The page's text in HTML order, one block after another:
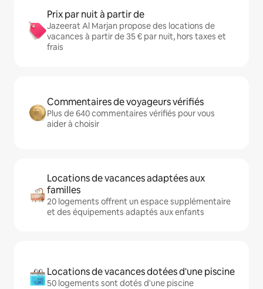
Prix par nuit à partir de
Jazeerat Al Marjan propose des locations de
vacances à partir de 35 € par nuit, hors taxes et
frais
Commentaires de voyageurs vérifiés
Plus de 640 commentaires vérifiés pour vous
aider à choisir
Locations de vacances adaptées aux
familles
20 logements offrent un espace supplémentaire
et des équipements adaptés aux enfants
Locations de vacances dotées d'une piscine
50 logements sont dotés d'une piscine